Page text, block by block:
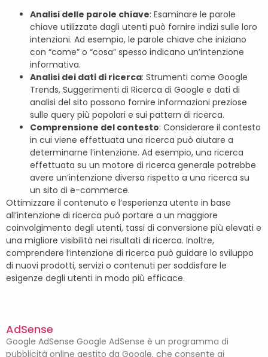
Analisi delle parole chiave: Esaminare le parole
chiave utilizzate dagli utenti può fornire indizi sulle loro
intenzioni. Ad esempio, le parole chiave che iniziano
con “come” o “cosa” spesso indicano un’intenzione
informativa.
Analisi dei dati di ricerca: Strumenti come Google
Trends, Suggerimenti di Ricerca di Google e dati di
analisi del sito possono fornire informazioni preziose
sulle query più popolari e sui pattern di ricerca.
Comprensione del contesto: Considerare il contesto
in cui viene effettuata una ricerca può aiutare a
determinarne l’intenzione. Ad esempio, una ricerca
effettuata su un motore di ricerca generale potrebbe
avere un’intenzione diversa rispetto a una ricerca su
un sito di e-commerce.
Ottimizzare il contenuto e l’esperienza utente in base
all’intenzione di ricerca può portare a un maggiore
coinvolgimento degli utenti, tassi di conversione più elevati e
una migliore visibilità nei risultati di ricerca. Inoltre,
comprendere l’intenzione di ricerca può guidare lo sviluppo
di nuovi prodotti, servizi o contenuti per soddisfare le
esigenze degli utenti in modo più efficace.
AdSense
Google AdSense Google AdSense è un programma di
pubblicità online gestito da Google, che consente ai